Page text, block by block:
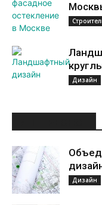
Дизайн
Дизайн